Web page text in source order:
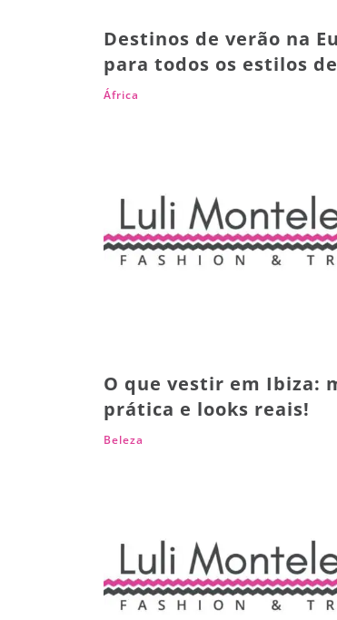
Destinos de verão na
para todos os estilos
África
O que vestir em Ibiza:
prática e looks reais!
Beleza